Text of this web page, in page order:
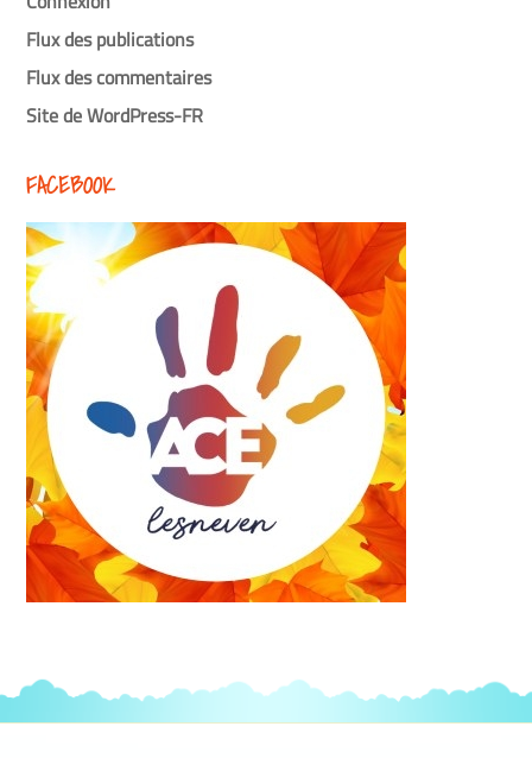
Flux des publications
Flux des commentaires
Site de WordPress-FR
FACEBOOK